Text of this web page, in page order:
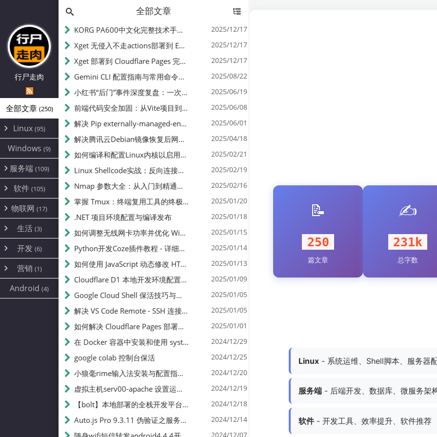
行尸走肉
全部文章 (250)
Linux (95)
Alpine
CentOS(17)
Debian(24)
ProxmoxVE
Ubuntu(7)
Windows (9)
服务端 (109)
环境配置
DD重装(3)
加速优化(34)
面板(12)
容器
游戏 (7)
饥荒(7)
云服务商(4)
WEB源码(6)
建站(5)
软件 (105)
安全(12)
办公(4)
图片 (2)
文件
系统 (35)
AI(10)
物联网 (17)
路由器
随身wifi(1)
mobile(14)
刷机
magisk
生活 (3)
线报
sim卡(1)
开发 (6)
编译
JavaScript(2)
python(2)
营销 (1)
公关(1)
SEO(1)
Android (4)
全部文章
KORG PA600中文化完整技术手册 - 从逆向到实现的全流程指南 2025/12/17
Xget 无侵入不走actions部署到 EdgeOne Pages 指南 2025/12/17
Xget 部署到 Cloudflare Pages 完整指南 - 无需修改源码的构建配置 2025/12/17
Gemini CLI 配置指南与常用命令中文翻译 | API Key、MCP、代理设置 2025/08/22
小红书“后门”事件深度复盘：一次沉默危机下的品牌、技术与流程三重考验 2025/06/19
前端代码安全加固：从Vite项目到纯静态页面的深度混淆技术备忘 2025/06/08
解决 Pip externally-managed-environment 错误：临时与永久绕过方案 2025/06/01
解决腾讯云Debian镜像恢复后网络不通问题 2025/04/18
如何编译和配置Linux内核以启用BBR2 | 内核编译教程 2025/02/21
Linux Shellcode实战：反向连接、持久化、免杀技术详解（MSF,Cobalt Strike）- 从原理到C加载器实现 2025/02/19
Nmap 参数大全：从入门到精通，掌握网络扫描的核心技巧 2025/02/16
掌握 Tmux：终端复用工具的终极指南 2025/01/20
.NET 项目环境配置与编译发布 2025/01/18
如何调整无线网卡功率并优化 Wifite 的功率设置 2025/01/15
Python开发Coze插件教程 - 详细步骤与注意事项 2025/01/14
如何使用 JavaScript 动态修改 HTML 中的权限文本 | 前端开发教程 2025/01/13
Cloudflare D1 本地开发环境配置指南 | CF Pages Local Development Guide 2025/01/09
Google Cloud Shell 保活技巧与配额时间查看方法 2025/01/05
解决 VS Code Remote - SSH 连接失败问题：从权限问题到成功启动 2025/01/05
如何解决 Cloudflare Pages 部署中的 API Token 权限问题 2025/01/01
在 Docker 容器中安装和使用 systemctl 的完整指南 2024/12/29
google colab 控制台保活 2024/12/25
小狼毫rime输入法安装与配置指南：从基础到高级自定义 2024/12/20
虚拟主机serv00-apache 设置运行目录 2024/12/19
【bolt】本地部署的全栈开发平台，支持本地及众多API，本地一键生成应用，部署教程 2024/12/18
Auto.js Pro 9.3.11 伪验证之服务器接口 Nginx 版 2024/12/14
2024/12/07
<
>
📝
250
篇文章
✍️
231k
总字数
Linux - 系统运维、Shell脚本、服务器
服务端 - 后端开发、数据库、微服务架
软件- 开发工具、效率提升、软件推荐